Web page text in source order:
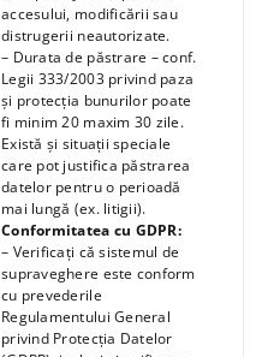
accesului, modificării sau
distrugerii neautorizate.
– Durata de păstrare – conf.
Legii 333/2003 privind paza
și protecția bunurilor poate
fi minim 20 maxim 30 zile.
Există și situații speciale
care pot justifica păstrarea
datelor pentru o perioadă
mai lungă (ex. litigii).
Conformitatea cu GDPR:
– Verificați că sistemul de
supraveghere este conform
cu prevederile
Regulamentului General
privind Protecția Datelor